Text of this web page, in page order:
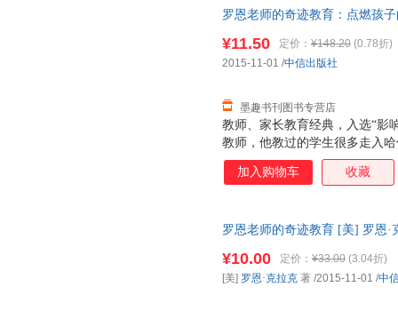
罗恩老师的奇迹教育：点燃孩
子发票！
教师、家长教育经典，入选“影
教师，他教过的学生很多走入
成为社会精英。年轻时的罗恩
历之后走上三尺讲台，这个改
孩子们学习热情、激发他们求
一位美国教师对基础教育的改
法相结合，让孩子感到学习并
¥11.50 定价： ¥148.20 (0.78折)
墨趣书刊图书专营店
2015-11-01 /中信出版社
加入购物车 收藏
罗恩老师的奇迹教育 [美] 罗恩
¥10.00 定价： ¥33.00 (3.04折)
[美] 罗恩·克拉克 著 /2015-11-01 /中